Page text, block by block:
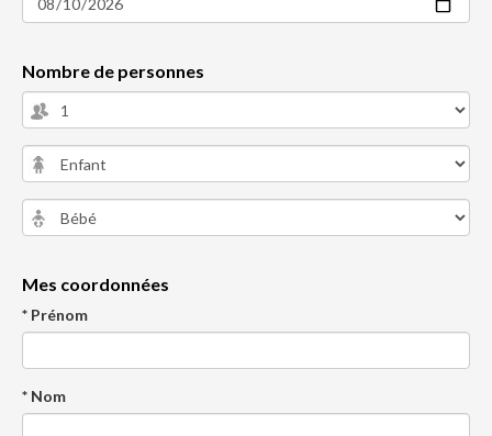
Nombre de personnes
Mes coordonnées
* Prénom
* Nom